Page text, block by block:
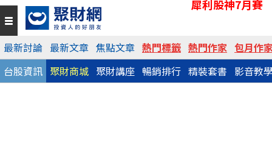
犀利股神7月賽
最新討論 最新文章 焦點文章 熱門標籤 熱門作家 包月作
台股資訊 聚財商城 聚財講座 暢銷排行 精裝套書 影音教